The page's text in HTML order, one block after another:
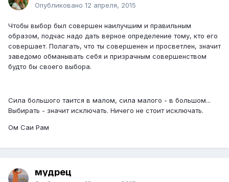
Опубликовано 12 апреля, 2015
Чтобы выбор был совершен наилучшим и правильным
образом, подчас надо дать верное определение тому, кто его
совершает. Полагать, что ты совершенен и просветлен, значит
заведомо обманывать себя и призрачным совершенством
будто бы своего выбора.
Сила большого таится в малом, сила малого - в большом...
Выбирать - значит исключать. Ничего не стоит исключать.
Ом Саи Рам
мудрец